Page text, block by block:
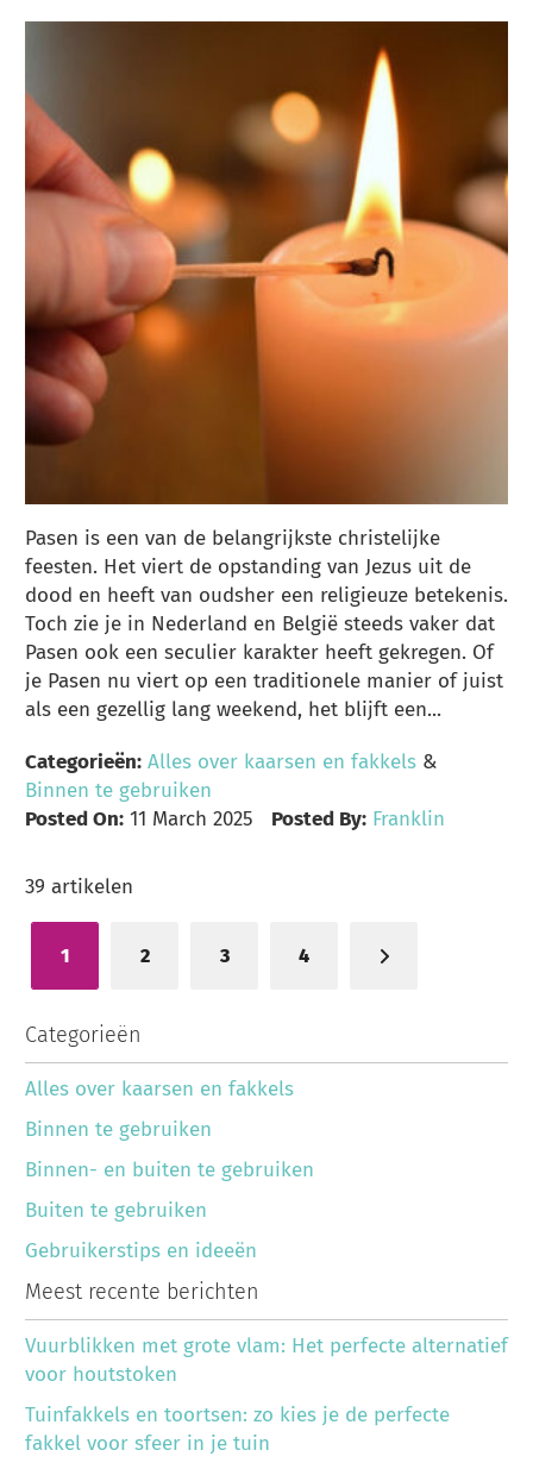
Pasen is een van de belangrijkste christelijke
feesten. Het viert de opstanding van Jezus uit de
dood en heeft van oudsher een religieuze betekenis.
Toch zie je in Nederland en België steeds vaker dat
Pasen ook een seculier karakter heeft gekregen. Of
je Pasen nu viert op een traditionele manier of juist
als een gezellig lang weekend, het blijft een...
Categorieën: Alles over kaarsen en fakkels &
Binnen te gebruiken
Posted On: 11 March 2025 Posted By: Franklin
39 artikelen
U lees momenteel pagina
1 2 3 4
Categorieën
Alles over kaarsen en fakkels
Binnen te gebruiken
Binnen- en buiten te gebruiken
Buiten te gebruiken
Gebruikerstips en ideeën
Meest recente berichten
Vuurblikken met grote vlam: Het perfecte alternatief
voor houtstoken
Tuinfakkels en toortsen: zo kies je de perfecte
fakkel voor sfeer in je tuin